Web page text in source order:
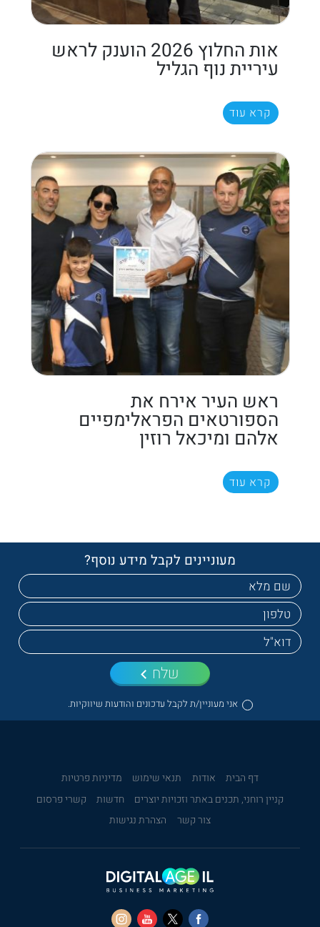
אות החלוץ 2026 הוענק לראש
עיריית נוף הגליל
קרא עוד
ראש העיר אירח את
הספורטאים הפראלימפיים
אלהם ומיכאל רוזין
קרא עוד
מעוניינים לקבל מידע נוסף?
אני מעוניין/ת לקבל עדכונים והודעות שיווקיות.
שלח
דף הבית אודות תנאי שימוש
מדיניות פרטיות
קניין רוחני, תכנים באתר וזכויות יוצרים
חדשות
קשרי פרסום
צור קשר
הצהרת נגישות